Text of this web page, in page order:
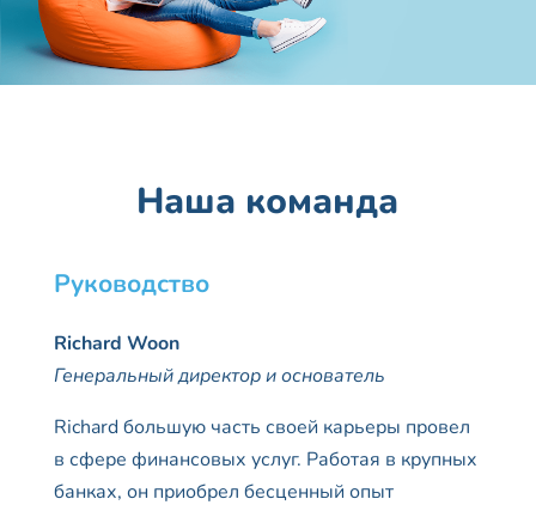
Наша команда
Руководство
Richard Woon
Генеральный директор и основатель
Richard большую часть своей карьеры провел
в сфере финансовых услуг. Работая в крупных
банках, он приобрел бесценный опыт